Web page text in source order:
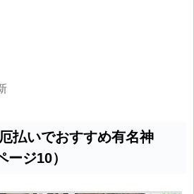
払いでおすすめ有名神
ジ10）